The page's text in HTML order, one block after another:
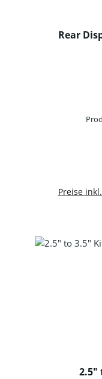
Rear
Preise
2.5"